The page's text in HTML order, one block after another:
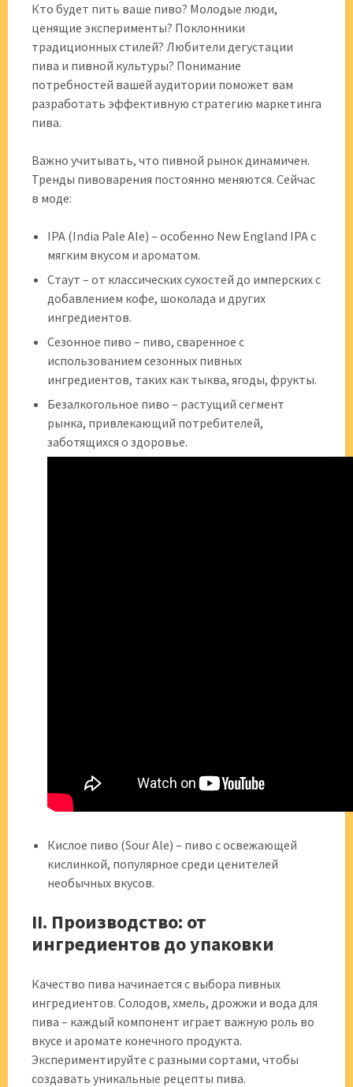
Кто будет пить ваше пиво? Молодые люди,
ценящие эксперименты? Поклонники
традиционных стилей? Любители дегустации
пива и пивной культуры? Понимание
потребностей вашей аудитории поможет вам
разработать эффективную стратегию маркетинга
пива.
Важно учитывать, что пивной рынок динамичен.
Тренды пивоварения постоянно меняются. Сейчас
в моде:
IPA (India Pale Ale) – особенно New England IPA с
мягким вкусом и ароматом.
Стаут – от классических сухостей до имперских с
добавлением кофе, шоколада и других
ингредиентов.
Сезонное пиво – пиво, сваренное с
использованием сезонных пивных
ингредиентов, таких как тыква, ягоды, фрукты.
Безалкогольное пиво – растущий сегмент
рынка, привлекающий потребителей,
заботящихся о здоровье.
Кислое пиво (Sour Ale) – пиво с освежающей
кислинкой, популярное среди ценителей
необычных вкусов.
II. Производство: от
ингредиентов до упаковки
Качество пива начинается с выбора пивных
ингредиентов. Солодов, хмель, дрожжи и вода для
пива – каждый компонент играет важную роль во
вкусе и аромате конечного продукта.
Экспериментируйте с разными сортами, чтобы
создавать уникальные рецепты пива.